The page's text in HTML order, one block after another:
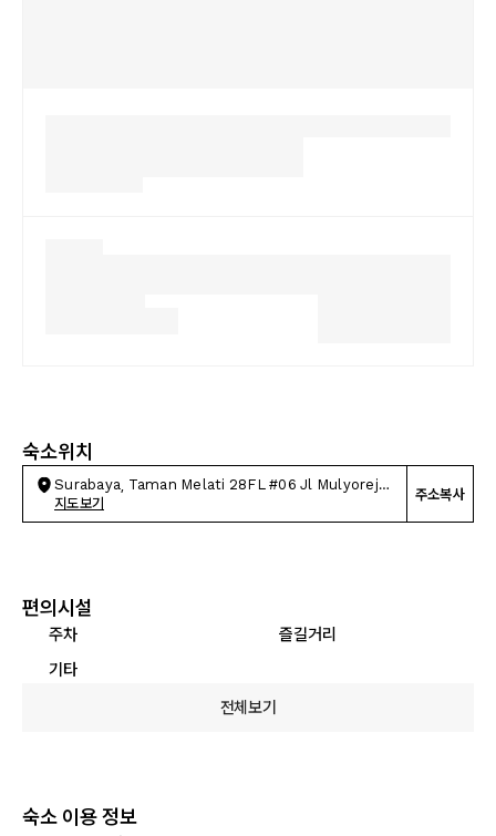
숙소위치
Surabaya, Taman Melati 28FL #06 Jl Mulyorejo
Utara
지도보기
주소복사
편의시설
주차
즐길거리
기타
전체보기
숙소 이용 정보